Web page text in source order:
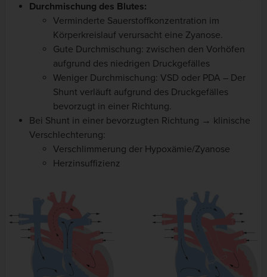
Durchmischung des Blutes:
Verminderte Sauerstoffkonzentration im
Körperkreislauf verursacht eine Zyanose.
Gute Durchmischung: zwischen den Vorhöfen
aufgrund des niedrigen Druckgefälles
Weniger Durchmischung: VSD oder PDA – Der
Shunt verläuft aufgrund des Druckgefälles
bevorzugt in einer Richtung.
Bei Shunt in einer bevorzugten Richtung → klinische
Verschlechterung:
Verschlimmerung der Hypoxämie/Zyanose
Herzinsuffizienz